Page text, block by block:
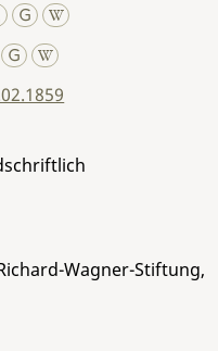
Wagner-Stiftung,